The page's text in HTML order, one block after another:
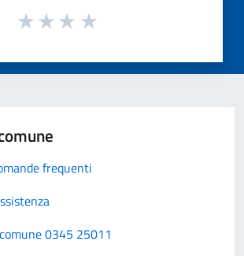
frequenti
0345 25011